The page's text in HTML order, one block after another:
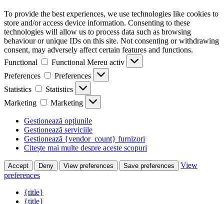
To provide the best experiences, we use technologies like cookies to
store and/or access device information. Consenting to these
technologies will allow us to process data such as browsing
behaviour or unique IDs on this site. Not consenting or withdrawing
consent, may adversely affect certain features and functions.
Functional
Functional Mereu activ
Preferences
Preferences
Statistics
Statistics
Marketing
Marketing
Gestionează opțiunile
Gestionează serviciile
Gestionează {vendor_count} furnizori
Citește mai multe despre aceste scopuri
Accept Deny View preferences Save preferences
View
preferences
{title}
{title}